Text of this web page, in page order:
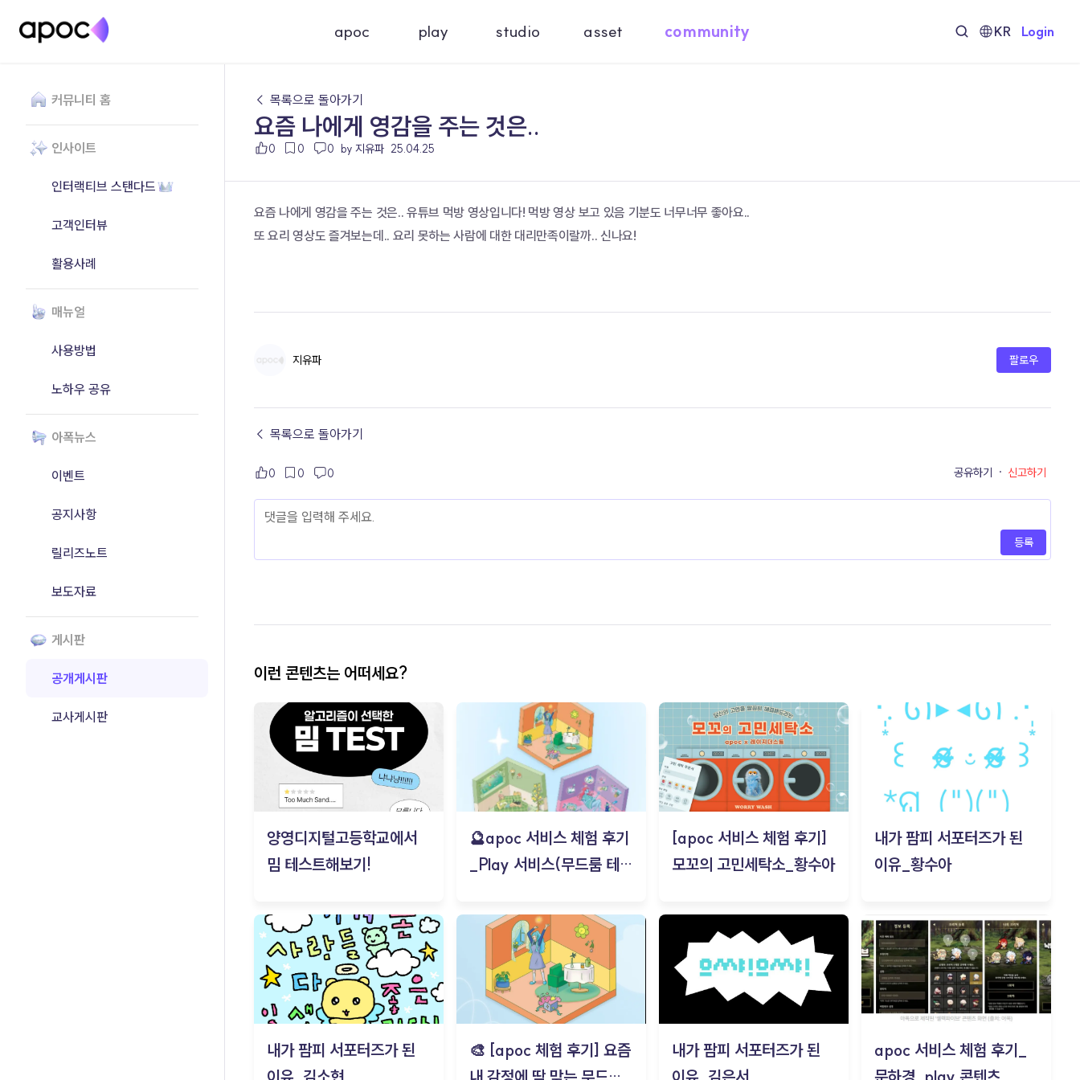
apoc play studio asset community KR Login
커뮤니티 홈
인사이트
인터랙티브 스탠다드
고객인터뷰
활용사례
매뉴얼
사용방법
노하우 공유
아폭뉴스
이벤트
공지사항
릴리즈노트
보도자료
게시판
공개게시판
교사게시판
← 목록으로 돌아가기
요즘 나에게 영감을 주는 것은..
0 0 0 by 지유파 25.04.25
요즘 나에게 영감을 주는 것은.. 유튜브 먹방 영상입니다! 먹방 영상 보고 있음 기분도 너무너무 좋아요..
또 요리 영상도 즐겨보는데.. 요리 못하는 사람에 대한 대리만족이랄까.. 신나요!
지유파 팔로우
← 목록으로 돌아가기
0 0 0 공유하기 · 신고하기
등록
이런 콘텐츠는 어떠세요?
양영디지털고등학교에서
밈 테스트해보기!
🔮apoc 서비스 체험 후기
_Play 서비스(무드룸 테스
[apoc 서비스 체험 후기]
모꼬의 고민세탁소_황수아
내가 팜피 서포터즈가 된
이유_황수아
내가 팜피 서포터즈가 된
🎨 [apoc 체험 후기] 요즘
내가 팜피 서포터즈가 된
apoc 서비스 체험 후기_